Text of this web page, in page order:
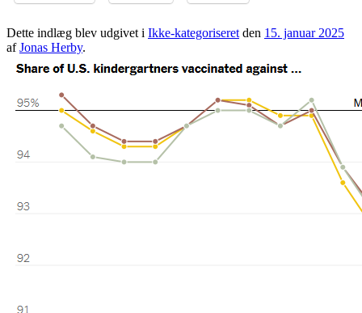
Dette indlæg blev udgivet i Ikke-kategoriseret den 15. januar 2025
afJonas Herby.